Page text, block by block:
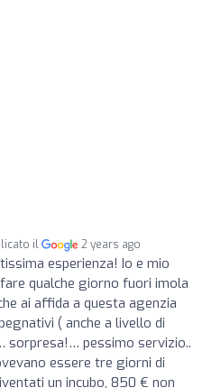
il 2 years ago
esperienza! Io e mio
qualche giorno fuori imola
ai affida a questa agenzia
( anche a livello di
sorpresa!… pessimo servizio..
essere tre giorni di
un incubo, 850 € non